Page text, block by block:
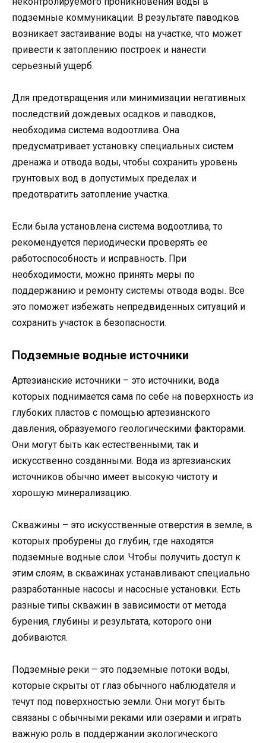
подземные коммуникации. В результате паводков
возникает застаивание воды на участке, что может
привести к затоплению построек и нанести
серьезный ущерб.
Для предотвращения или минимизации негативных
последствий дождевых осадков и паводков,
необходима система водоотлива. Она
предусматривает установку специальных систем
дренажа и отвода воды, чтобы сохранить уровень
грунтовых вод в допустимых пределах и
предотвратить затопление участка.
Если была установлена система водоотлива, то
рекомендуется периодически проверять ее
работоспособность и исправность. При
необходимости, можно принять меры по
поддержанию и ремонту системы отвода воды. Все
это поможет избежать непредвиденных ситуаций и
сохранить участок в безопасности.
Подземные водные источники
Артезианские источники – это источники, вода
которых поднимается сама по себе на поверхность из
глубоких пластов с помощью артезианского
давления, образуемого геологическими факторами.
Они могут быть как естественными, так и
искусственно созданными. Вода из артезианских
источников обычно имеет высокую чистоту и
хорошую минерализацию.
Скважины – это искусственные отверстия в земле, в
которых пробурены до глубин, где находятся
подземные водные слои. Чтобы получить доступ к
этим слоям, в скважинах устанавливают специально
разработанные насосы и насосные установки. Есть
разные типы скважин в зависимости от метода
бурения, глубины и результата, которого они
добиваются.
Подземные реки – это подземные потоки воды,
которые скрыты от глаз обычного наблюдателя и
течут под поверхностью земли. Они могут быть
связаны с обычными реками или озерами и играть
важную роль в поддержании экологического